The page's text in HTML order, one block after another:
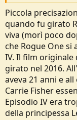
Piccola
quando fu girato
viva (morì poco
che Rogue One si
IV. Il film originale
girato nel 2016.
aveva 21 anni e
Carrie Fisher
Episodio IV era
della principessa